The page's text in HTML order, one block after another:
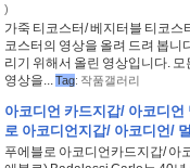
)
가죽 티코스터/ 베지터블 티코스
코스터의 영상을 올려 드려 봅니
리기 위해서 올린 영상입니다.
영상을...Tag: 작품갤러리
아코디언 카드지갑/ 아코디
로 아코디언지갑/ 아코디언/
푸에블로 아코디언카드지갑/ 아